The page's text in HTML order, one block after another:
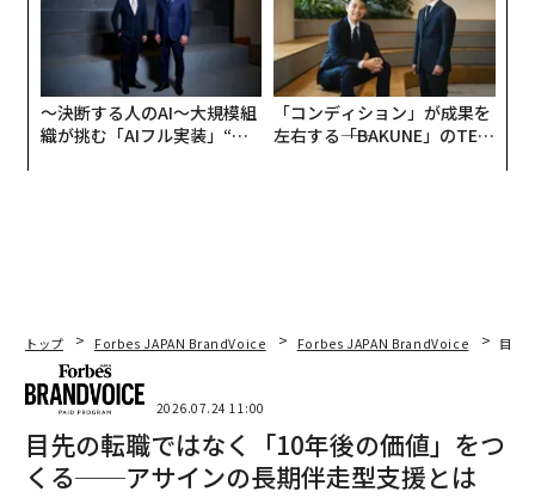
〜決断する人のAI〜大規模組
織が挑む「AIフル実装」“使
「コンディション」が成果を
左右する――「BAKUNE」のTEN
トップ Forbes JAPAN BrandVoice Forbes JAPAN BrandVoice 目先
2026.07.24 11:00
目先の転職ではなく「10年後の価値」をつ
くる──アサインの長期伴走型支援とは